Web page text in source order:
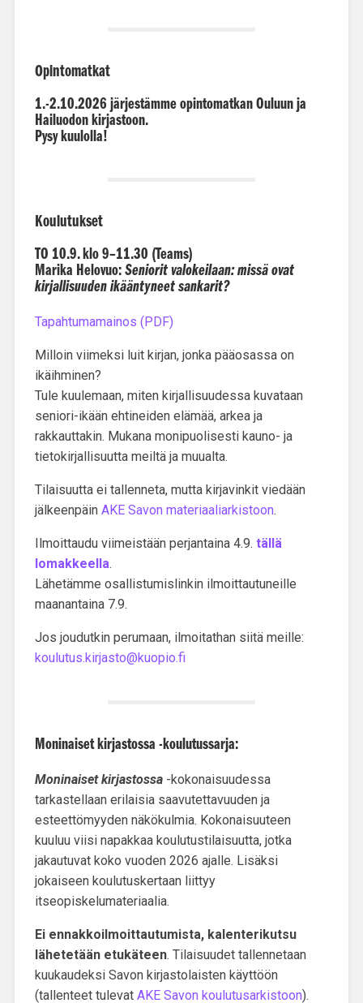
Opintomatkat
1.-2.10.2026 järjestämme opintomatkan Ouluun ja
Hailuodon kirjastoon.
Pysy kuulolla!
Koulutukset
TO 10.9. klo 9–11.30 (Teams)
Marika Helovuo: Seniorit valokeilaan: missä ovat
kirjallisuuden ikääntyneet sankarit?
Tapahtumamainos (PDF)
Milloin viimeksi luit kirjan, jonka pääosassa on
ikäihminen?
Tule kuulemaan, miten kirjallisuudessa kuvataan
seniori-ikään ehtineiden elämää, arkea ja
rakkauttakin. Mukana monipuolisesti kauno- ja
tietokirjallisuutta meiltä ja muualta.
Tilaisuutta ei tallenneta, mutta kirjavinkit viedään
jälkeenpäin AKE Savon materiaaliarkistoon.
Ilmoittaudu viimeistään perjantaina 4.9. tällä
lomakkeella.
Lähetämme osallistumislinkin ilmoittautuneille
maanantaina 7.9.
Jos joudutkin perumaan, ilmoitathan siitä meille:
koulutus.kirjasto@kuopio.fi
Moninaiset kirjastossa -koulutussarja:
Moninaiset kirjastossa-kokonaisuudessa
tarkastellaan erilaisia saavutettavuuden ja
esteettömyyden näkökulmia. Kokonaisuuteen
kuuluu viisi napakkaa koulutustilaisuutta, jotka
jakautuvat koko vuoden 2026 ajalle. Lisäksi
jokaiseen koulutuskertaan liittyy
itseopiskelumateriaalia.
Ei ennakkoilmoittautumista, kalenterikutsu
lähetetään etukäteen. Tilaisuudet tallennetaan
kuukaudeksi Savon kirjastolaisten käyttöön
(tallenteet tulevat AKE Savon koulutusarkistoon).